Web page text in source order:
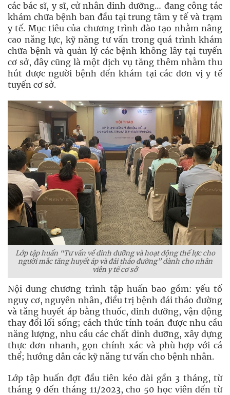
các bác sĩ, y sĩ, cử nhân dinh dưỡng… đang công tác
khám chữa bệnh ban đầu tại trung tâm y tế và trạm
y tế. Mục tiêu của chương trình đào tạo nhằm nâng
cao năng lực, kỹ năng tư vấn trong quá trình khám
chữa bệnh và quản lý các bệnh không lây tại tuyến
cơ sở, đây cũng là một dịch vụ tăng thêm nhằm thu
hút được người bệnh đến khám tại các đơn vị y tế
tuyến cơ sở.
Lớp tập huấn “Tư vấn về dinh dưỡng và hoạt động thể lực cho
người mắc tăng huyết áp và đái tháo đường” dành cho nhân
viên y tế cơ sở
Nội dung chương trình tập huấn bao gồm: yếu tố
nguy cơ, nguyên nhân, điều trị bệnh đái tháo đường
và tăng huyết áp bằng thuốc, dinh dưỡng, vận động
thay đổi lối sống; cách thức tính toán được nhu cầu
năng lượng, nhu cầu các chất dinh dưỡng, xây dựng
thực đơn nhanh, gọn chính xác và phù hợp với cá
thể; hướng dẫn các kỹ năng tư vấn cho bệnh nhân.
Lớp tập huấn đợt đầu tiên kéo dài gần 3 tháng, từ
tháng 9 đến tháng 11/2023, cho 50 học viên đến từ